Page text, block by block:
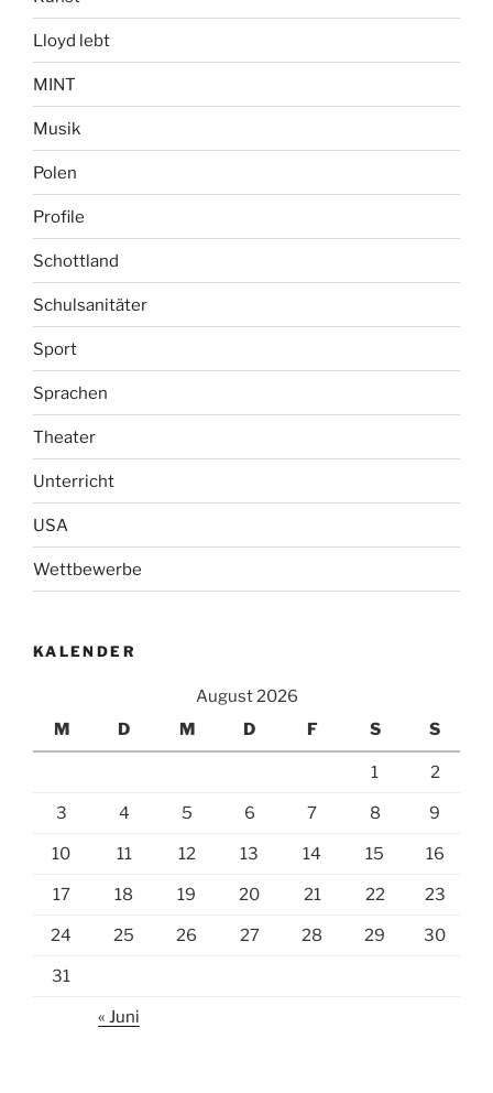
Lloyd lebt
MINT
Musik
Polen
Profile
Schottland
Schulsanitäter
Sport
Sprachen
Theater
Unterricht
USA
Wettbewerbe
KALENDER
August 2026
M
D M D F S S
1 2
3 4 5 6 7 8 9
10 11 12 13 14 15 16
17 18 19 20 21 22 23
24 25 26 27 28 29 30
31
« Juni